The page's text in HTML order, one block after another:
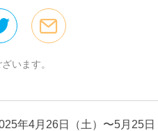
います。
年4月26日（土）〜5月25日